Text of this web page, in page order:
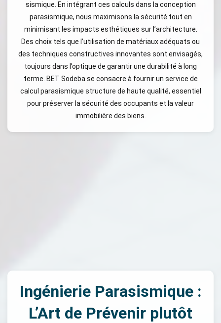
sismique. En intégrant ces calculs dans la conception
parasismique, nous maximisons la sécurité tout en
minimisant les impacts esthétiques sur l’architecture.
Des choix tels que l’utilisation de matériaux adéquats ou
des techniques constructives innovantes sont envisagés,
toujours dans l’optique de garantir une durabilité à long
terme. BET Sodeba se consacre à fournir un service de
calcul parasismique structure de haute qualité, essentiel
pour préserver la sécurité des occupants et la valeur
immobilière des biens.
Ingénierie Parasismique :
L’Art de Prévenir plutôt